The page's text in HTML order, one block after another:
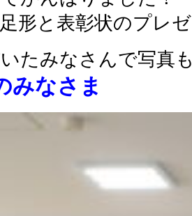
形と表彰状のプレ
たみなさんで写真
みなさま